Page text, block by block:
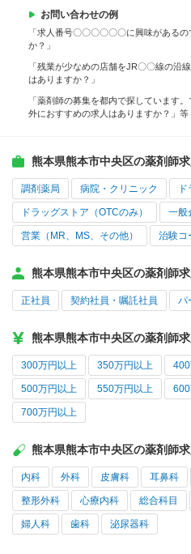
お問い合わせの例
「求人番号〇〇〇〇〇〇に興味がある
か？」
「残業が少なめの店舗をJR〇〇線の沿
はありますか？」
「薬剤師の募集を都内で探しています
外におすすめの求人はありますか？」等
熊本県熊本市中央区の薬剤師
調剤薬局 病院・クリニック
ドラッグストア（OTCのみ） 一般
営業（MR、MS、その他） 治験コ
熊本県熊本市中央区の薬剤師
正社員 契約社員・嘱託社員 パ
熊本県熊本市中央区の薬剤師
300万円以上 350万円以上
500万円以上 550万円以上
700万円以上
熊本県熊本市中央区の薬剤師
内科 外科 皮膚科 耳鼻科
整形外科 心療内科 総合科目
婦人科 歯科 泌尿器科